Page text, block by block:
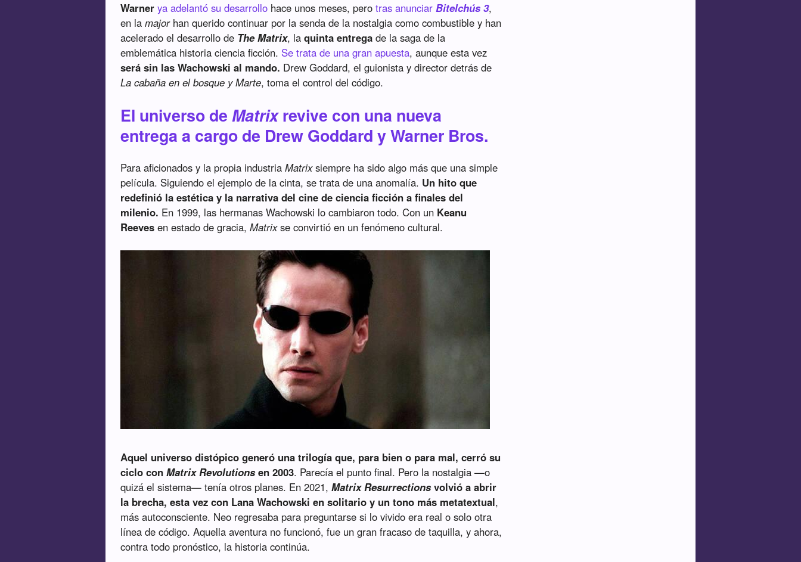
Warner ya adelantó su desarrollo hace unos meses, perotras anunciarBitelchús 3,
en lamajorhan querido continuar por la senda de la nostalgia como combustible y han
acelerado el desarrollo de The Matrix, laquinta entrega de la saga de la
emblemática historia ciencia ficción. Se trata de una gran apuesta, aunque esta vez
será sin las Wachowski al mando. Drew Goddard, el guionista y director detrás de
La cabaña en el bosque y Marte, toma el control del código.
El universo deMatrixrevive con una nueva
entrega a cargo de Drew Goddard y Warner Bros.
Para aficionados y la propia industriaMatrixsiempre ha sido algo más que una simple
película. Siguiendo el ejemplo de la cinta, se trata de una anomalía. Un hito que
redefinió la estética y la narrativa del cine de ciencia ficción a finales del
milenio. En 1999, las hermanas Wachowski lo cambiaron todo. Con un Keanu
Reeves en estado de gracia,Matrixse convirtió en un fenómeno cultural.
Aquel universo distópico generó una trilogía que, para bien o para mal, cerró su
ciclo conMatrix Revolutionsen 2003. Parecía el punto final. Pero la nostalgia —o
quizá el sistema— tenía otros planes. En 2021,Matrix Resurrectionsvolvió a abrir
la brecha, esta vez con Lana Wachowski en solitario y un tono más metatextual,
más autoconsciente. Neo regresaba para preguntarse si lo vivido era real o solo otra
línea de código. Aquella aventura no funcionó, fue un gran fracaso de taquilla, y ahora,
contra todo pronóstico, la historia continúa.